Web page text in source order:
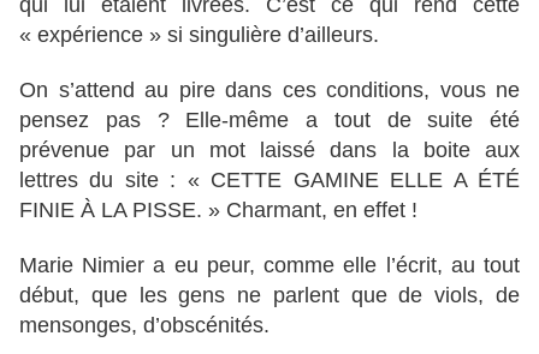
« expérience » si singulière d’ailleurs.
On s’attend au pire dans ces conditions, vous ne
pensez pas ? Elle-même a tout de suite été
prévenue par un mot laissé dans la boite aux
lettres du site : « CETTE GAMINE ELLE A ÉTÉ
FINIE À LA PISSE. » Charmant, en effet !
Marie Nimier a eu peur, comme elle l’écrit, au tout
début, que les gens ne parlent que de viols, de
mensonges, d’obscénités.